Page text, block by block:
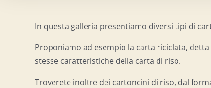
In questa galleria presentiamo diversi tipi di
Proponiamo ad esempio la carta riciclata,
stesse caratteristiche della carta di riso.
Troverete inoltre dei cartoncini di riso, dal